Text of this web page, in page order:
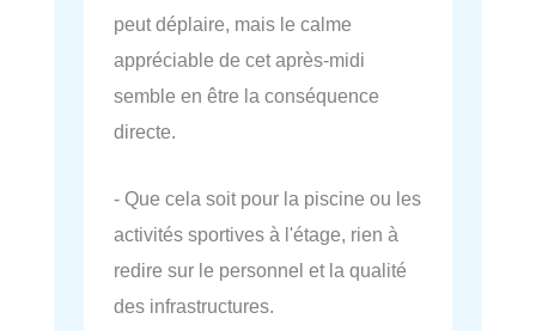
peut déplaire, mais le calme
appréciable de cet après-midi
semble en être la conséquence
directe.
- Que cela soit pour la piscine ou les
activités sportives à l'étage, rien à
redire sur le personnel et la qualité
des infrastructures.